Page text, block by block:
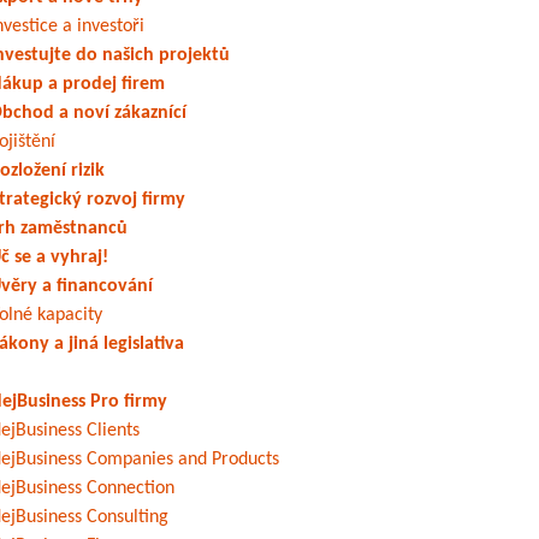
a investoři
do našich projektů
a prodej firem
a noví zákaznící
rizik
rozvoj firmy
zaměstnanců
se a vyhraj!
a financování
kapacity
a jiná legislativa
Pro firmy
Clients
Companies and Products
Connection
Consulting